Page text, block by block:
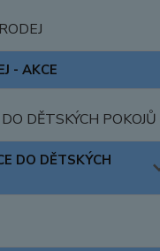
- AKCE
DĚTSKÝCH POKOJŮ
DO DĚTSKÝCH